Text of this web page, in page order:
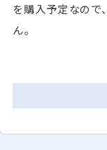
を購入予定なので
ん。